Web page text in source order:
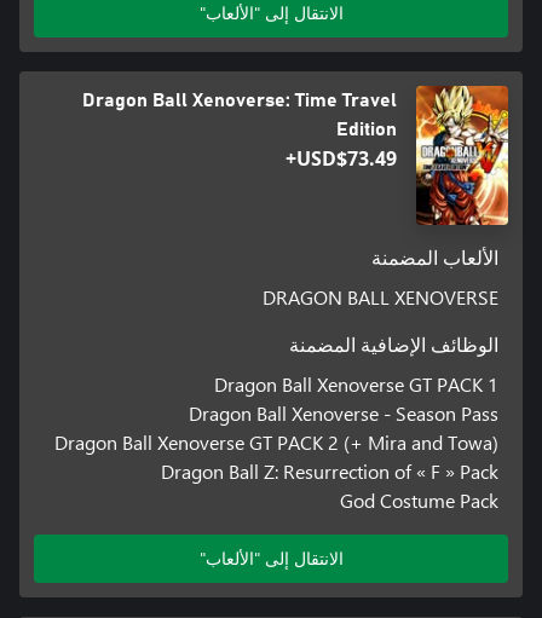
الانتقال إلى "الألعاب"
Dragon Ball Xenoverse: Time Travel
Edition
USD$73.49+
الألعاب المضمنة
DRAGON BALL XENOVERSE
الوظائف الإضافية المضمنة
Dragon Ball Xenoverse GT PACK 1
Dragon Ball Xenoverse - Season Pass
Dragon Ball Xenoverse GT PACK 2 (+ Mira and Towa)
Dragon Ball Z: Resurrection of « F » Pack
God Costume Pack
الانتقال إلى "الألعاب"